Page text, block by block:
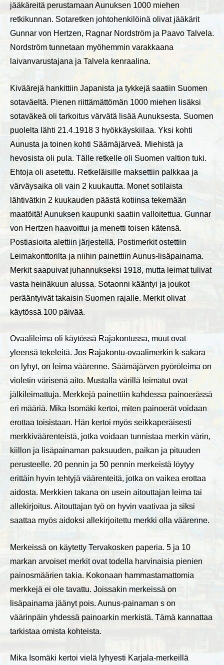
jääkäreitä perustamaan Aunuksen 1000 miehen
retkikunnan. Sotaretken johtohenkilöinä olivat jääkärit
Gunnar von Hertzen, Ragnar Nordström ja Paavo Talvela.
Nordström tunnetaan myöhemmin varakkaana
laivanvarustajana ja Talvela kenraalina.
Kiväärejä hankittiin Japanista ja tykkejä saatiin Suomen
sotaväeltä. Pienen riittämättömän 1000 miehen lisäksi
sotaväkeä oli tarkoitus värvätä lisää Aunuksesta. Suomen
puolelta lähti 21.4.1918 3 hyökkäyskiilaa. Yksi kohti
Aunusta ja toinen kohti Säämäjärveä. Miehistä ja
hevosista oli pula. Tälle retkelle oli Suomen valtion tuki.
Ehtoja oli asetettu. Retkeläisille maksettiin palkkaa ja
värväysaika oli vain 2 kuukautta. Monet sotilaista
lähtivätkin 2 kuukauden päästä kotiinsa tekemään
maatöitä! Aunuksen kaupunki saatiin valloitettua. Gunnar
von Hertzen haavoittui ja menetti toisen kätensä.
Postiasioita alettiin järjestellä. Postimerkit ostettiin
Leimakonttorilta ja niihin painettiin Aunus-lisäpainama.
Merkit saapuivat juhannukseksi 1918, mutta leimat tulivat
vasta heinäkuun alussa. Sotaonni kääntyi ja joukot
perääntyivät takaisin Suomen rajalle. Merkit olivat
käytössä 100 päivää.
Ovaalileima oli käytössä Rajakontussa, muut ovat
yleensä tekeleitä. Jos Rajakontu-ovaalimerkin k-sakara
on lyhyt, on leima väärenne. Säämäjärven pyöröleima on
violetin värisenä aito. Mustalla värillä leimatut ovat
jälkileimattuja. Merkkejä painettiin kahdessa painoerässä
eri määriä. Mika Isomäki kertoi, miten painoerät voidaan
erottaa toisistaan. Hän kertoi myös seikkaperäisesti
merkkiväärenteistä, jotka voidaan tunnistaa merkin värin,
kiillon ja lisäpainaman paksuuden, paikan ja pituuden
perusteelle. 20 pennin ja 50 pennin merkeistä löytyy
erittäin hyvin tehtyjä väärenteitä, jotka on vaikea erottaa
aidosta. Merkkien takana on usein aitouttajan leima tai
allekirjoitus. Aitouttajan työ on hyvin vaativaa ja siksi
saattaa myös aidoksi allekirjoitettu merkki olla väärenne.
Merkeissä on käytetty Tervakosken paperia. 5 ja 10
markan arvoiset merkit ovat todella harvinaisia pienien
painosmäärien takia. Kokonaan hammastamattomia
merkkejä ei ole tavattu. Joissakin merkeissä on
lisäpainama jäänyt pois. Aunus-painaman s on
väärinpäin yhdessä painoarkin merkistä. Tämä kannattaa
tarkistaa omista kohteista.
Mika Isomäki kertoi vielä lyhyesti Karjala-merkeillä